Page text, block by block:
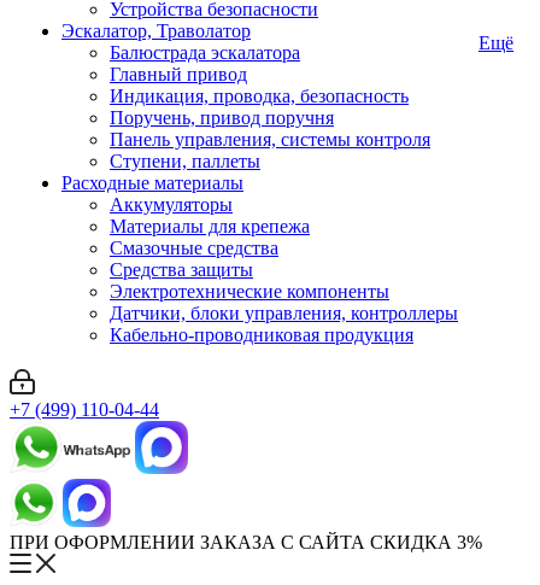
Устройства безопасности
Эскалатор, Траволатор
Балюстрада эскалатора
Главный привод
Индикация, проводка, безопасность
Поручень, привод поручня
Панель управления, системы контроля
Ступени, паллеты
Расходные материалы
Аккумуляторы
Материалы для крепежа
Смазочные средства
Средства защиты
Электротехнические компоненты
Датчики, блоки управления, контроллеры
Кабельно-проводниковая продукция
Ещё
+7 (499) 110-04-44
ПРИ ОФОРМЛЕНИИ ЗАКАЗА С САЙТА СКИДКА 3%